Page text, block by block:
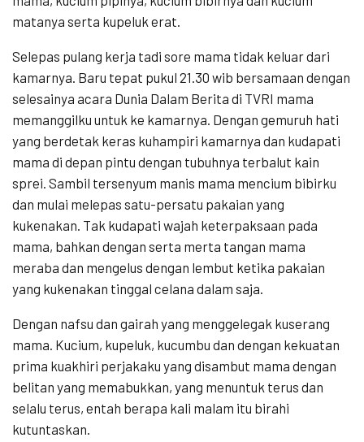
matanya serta kupeluk erat.
Selepas pulang kerja tadi sore mama tidak keluar dari
kamarnya. Baru tepat pukul 21.30 wib bersamaan dengan
selesainya acara Dunia Dalam Berita di TVRI mama
memanggilku untuk ke kamarnya. Dengan gemuruh hati
yang berdetak keras kuhampiri kamarnya dan kudapati
mama di depan pintu dengan tubuhnya terbalut kain
sprei. Sambil tersenyum manis mama mencium bibirku
dan mulai melepas satu-persatu pakaian yang
kukenakan. Tak kudapati wajah keterpaksaan pada
mama, bahkan dengan serta merta tangan mama
meraba dan mengelus dengan lembut ketika pakaian
yang kukenakan tinggal celana dalam saja.
Dengan nafsu dan gairah yang menggelegak kuserang
mama. Kucium, kupeluk, kucumbu dan dengan kekuatan
prima kuakhiri perjakaku yang disambut mama dengan
belitan yang memabukkan, yang menuntuk terus dan
selalu terus, entah berapa kali malam itu birahi
kutuntaskan.